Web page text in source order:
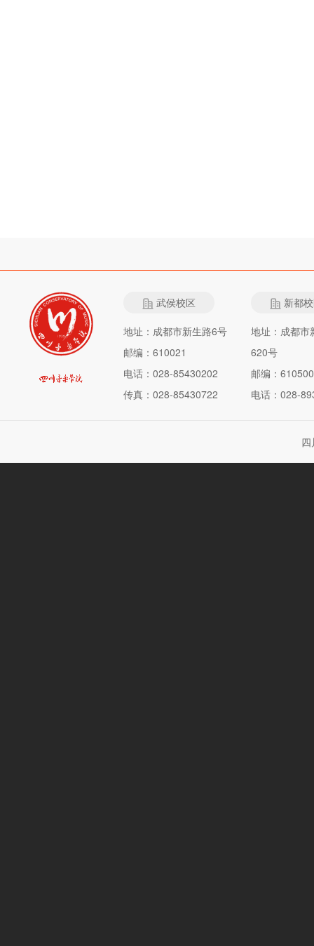
武侯校区
地址：成都市新生路6号
邮编：610021
电话：028-85430202
传真：028-85430722
新都
地址：成都市
620号
邮编：610500
电话：028-